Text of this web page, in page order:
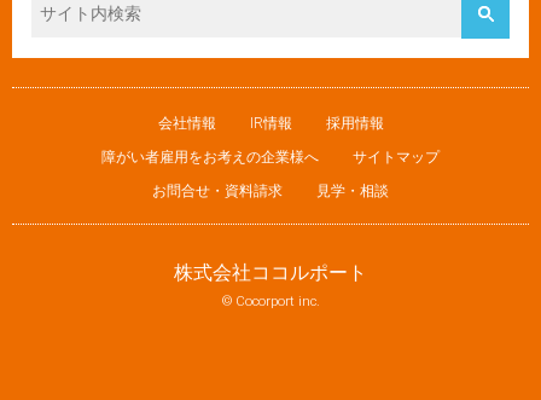
会社情報 IR情報
採用情報
障がい者雇用をお考えの企業様へ
サイトマップ
お問合せ・資料請求
見学・相談
株式会社ココルポート
© Cocorport inc.